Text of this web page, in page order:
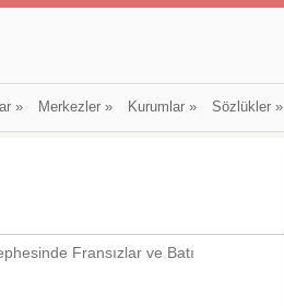
» Merkezler» Kurumlar» Sözlükler»
Fransızlar ve Batı